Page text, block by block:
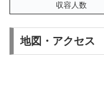
収容人数
地図・アクセス